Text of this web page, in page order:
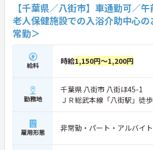
【千葉県／八街市】車通勤可／午
老人保健施設での入浴介助中心
常勤＞
給料 時給1,150円～1,200円
勤務地
千葉県 八街市 八街ほ45-1
ＪＲ総武本線「八街駅」徒
雇用形態 非常勤・パート・アルバイト